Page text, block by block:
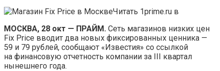
Читать 1prime.ru в
МОСКВА, 28 окт — ПРАЙМ. Сеть магазинов низких цен
Fix Price вводит два новых фиксированных ценника —
59 и 79 рублей, сообщают «Известия» со ссылкой
на финансовую отчетность компании за III квартал
нынешнего года.